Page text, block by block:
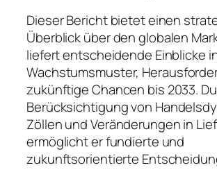
Dieser Bericht bietet einen
Überblick über den globalen
liefert entscheidende Einblicke
Wachstumsmuster,
zukünftige Chancen bis 2033.
Berücksichtigung von
Zöllen und Veränderungen in
ermöglicht er fundierte und
zukunftsorientierte